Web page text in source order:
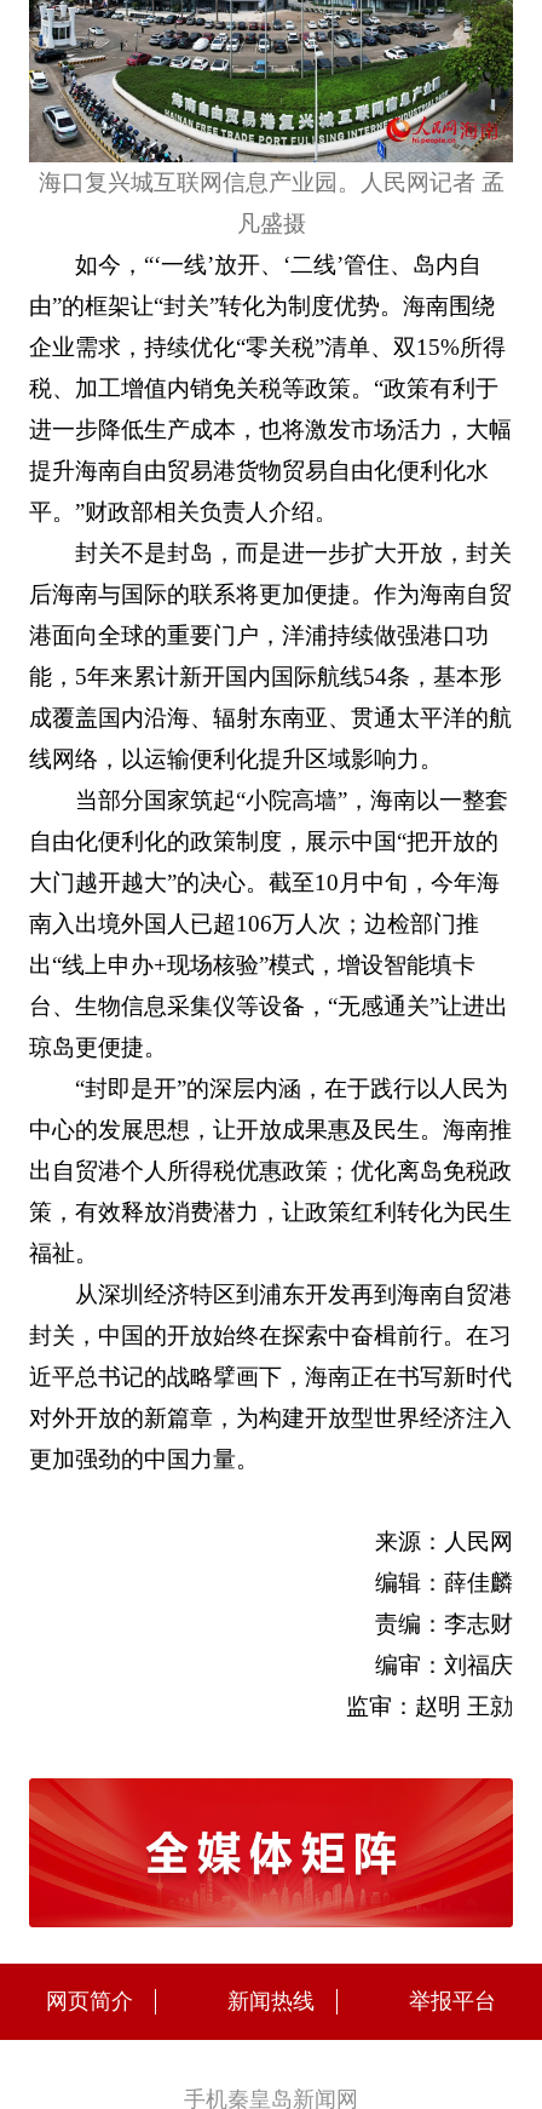
海口复兴城互联网信息产业园。人民网记者 孟
凡盛摄
如今，“‘一线’放开、‘二线’管住、岛内自
由”的框架让“封关”转化为制度优势。海南围绕
企业需求，持续优化“零关税”清单、双15%所得
税、加工增值内销免关税等政策。“政策有利于
进一步降低生产成本，也将激发市场活力，大幅
提升海南自由贸易港货物贸易自由化便利化水
平。”财政部相关负责人介绍。
封关不是封岛，而是进一步扩大开放，封关
后海南与国际的联系将更加便捷。作为海南自贸
港面向全球的重要门户，洋浦持续做强港口功
能，5年来累计新开国内国际航线54条，基本形
成覆盖国内沿海、辐射东南亚、贯通太平洋的航
线网络，以运输便利化提升区域影响力。
当部分国家筑起“小院高墙”，海南以一整套
自由化便利化的政策制度，展示中国“把开放的
大门越开越大”的决心。截至10月中旬，今年海
南入出境外国人已超106万人次；边检部门推
出“线上申办+现场核验”模式，增设智能填卡
台、生物信息采集仪等设备，“无感通关”让进出
琼岛更便捷。
“封即是开”的深层内涵，在于践行以人民为
中心的发展思想，让开放成果惠及民生。海南推
出自贸港个人所得税优惠政策；优化离岛免税政
策，有效释放消费潜力，让政策红利转化为民生
福祉。
从深圳经济特区到浦东开发再到海南自贸港
封关，中国的开放始终在探索中奋楫前行。在习
近平总书记的战略擘画下，海南正在书写新时代
对外开放的新篇章，为构建开放型世界经济注入
更加强劲的中国力量。
来源：人民网
编辑：薛佳麟
责编：李志财
编审：刘福庆
监审：赵明 王勍
网页简介 新闻热线 举报平台
手机秦皇岛新闻网